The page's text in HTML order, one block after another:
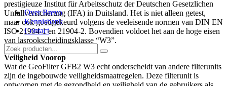
Over Brevo
Kennisbank
Contact
prestigieuze Institut für Arbeitsschutz der Deutschen Gesetzlichen
Unfallversicherung (IFA) in Duitsland. Het is niet alleen getest,
maar ook goedgekeurd volgens de veeleisende normen van DIN EN
ISO 21904-1 en 21904-2. Bovendien voldoet het aan de hoge eisen
van lasrookscheidingsklasse “W3”.
Veiligheid Voorop
Wat de GeoFilter GFB2 W3 echt onderscheidt van andere filterunits
zijn de ingebouwde veiligheidsmaatregelen. Deze filterunit is